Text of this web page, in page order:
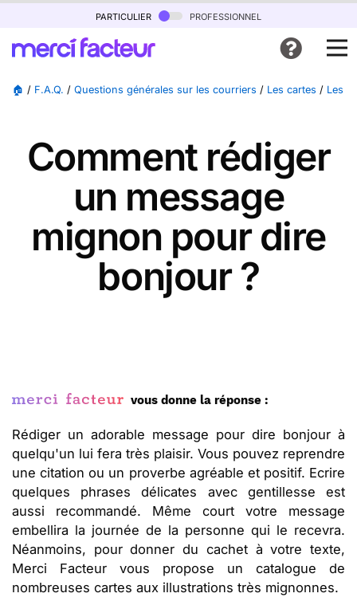
particulier professionnel
🏠 / F.A.Q. / Questions générales sur les courriers / Les cartes / Les
Comment rédiger
un message
mignon pour dire
bonjour ?
vous donne la réponse :
Rédiger un adorable message pour dire bonjour à
quelqu'un lui fera très plaisir. Vous pouvez reprendre
une citation ou un proverbe agréable et positif. Ecrire
quelques phrases délicates avec gentillesse est
aussi recommandé. Même court votre message
embellira la journée de la personne qui le recevra.
Néanmoins, pour donner du cachet à votre texte,
Merci Facteur vous propose un catalogue de
nombreuses cartes aux illustrations très mignonnes.